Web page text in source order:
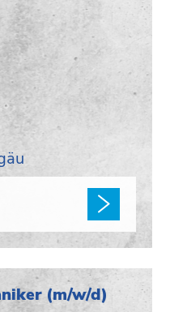
(m/w/d)